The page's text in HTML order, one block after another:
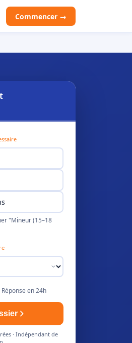
Commencer →
"Mineur (15–18
en 24h
· Indépendant de